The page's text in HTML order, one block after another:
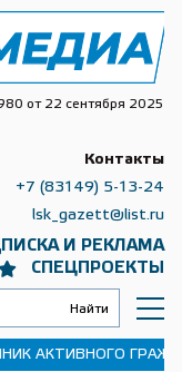
от 22 сентября 2025
И РЕКЛАМА
СПЕЦПРОЕКТЫ
Контакты
+7 (83149) 5-13-24
lsk_gazett@list.ru
АКТИВНОГО